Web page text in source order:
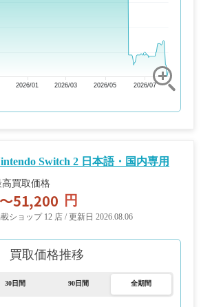
2026/01 2026/03 2026/05 2026/07
Switch 2 日本語・国内専用
高買取価格
円
ショップ 12 店 / 更新日 2026.08.06
買取価格推移
30日間 90日間 全期間